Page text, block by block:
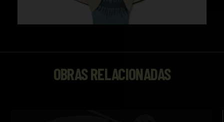
OBRAS RELACIONADAS